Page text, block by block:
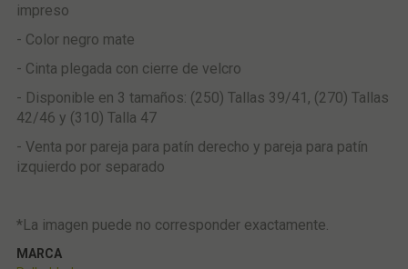
impreso
- Color negro mate
- Cinta plegada con cierre de velcro
- Disponible en 3 tamaños: (250) Tallas 39/41, (270) Tallas
42/46 y (310) Talla 47
- Venta por pareja para patín derecho y pareja para patín
izquierdo por separado
*La imagen puede no corresponder exactamente.
MARCA